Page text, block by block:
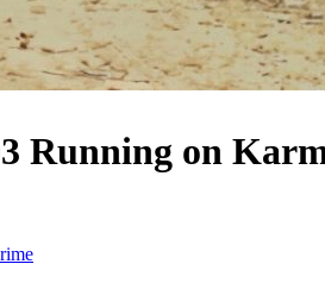
Running on